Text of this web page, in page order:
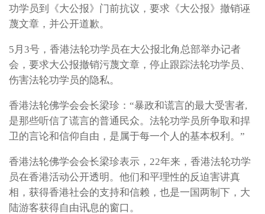
功学员到《大公报》门前抗议，要求《大公报》撤销诬
蔑文章，并公开道歉。
5月3号，香港法轮功学员在大公报北角总部举办记者
会，要求大公报撤销污蔑文章，停止跟踪法轮功学员、
伤害法轮功学员的隐私。
香港法轮佛学会会长梁珍：“暴政和谎言的最大受害者,
是那些听信了谎言的普通民众。法轮功学员所争取和捍
卫的言论和信仰自由，是属于每一个人的基本权利。”
香港法轮佛学会会长梁珍表示，22年来，香港法轮功学
员在香港活动公开透明。他们和平理性的反迫害讲真
相，获得香港社会的支持和信赖，也是一国两制下，大
陆游客获得自由讯息的窗口。